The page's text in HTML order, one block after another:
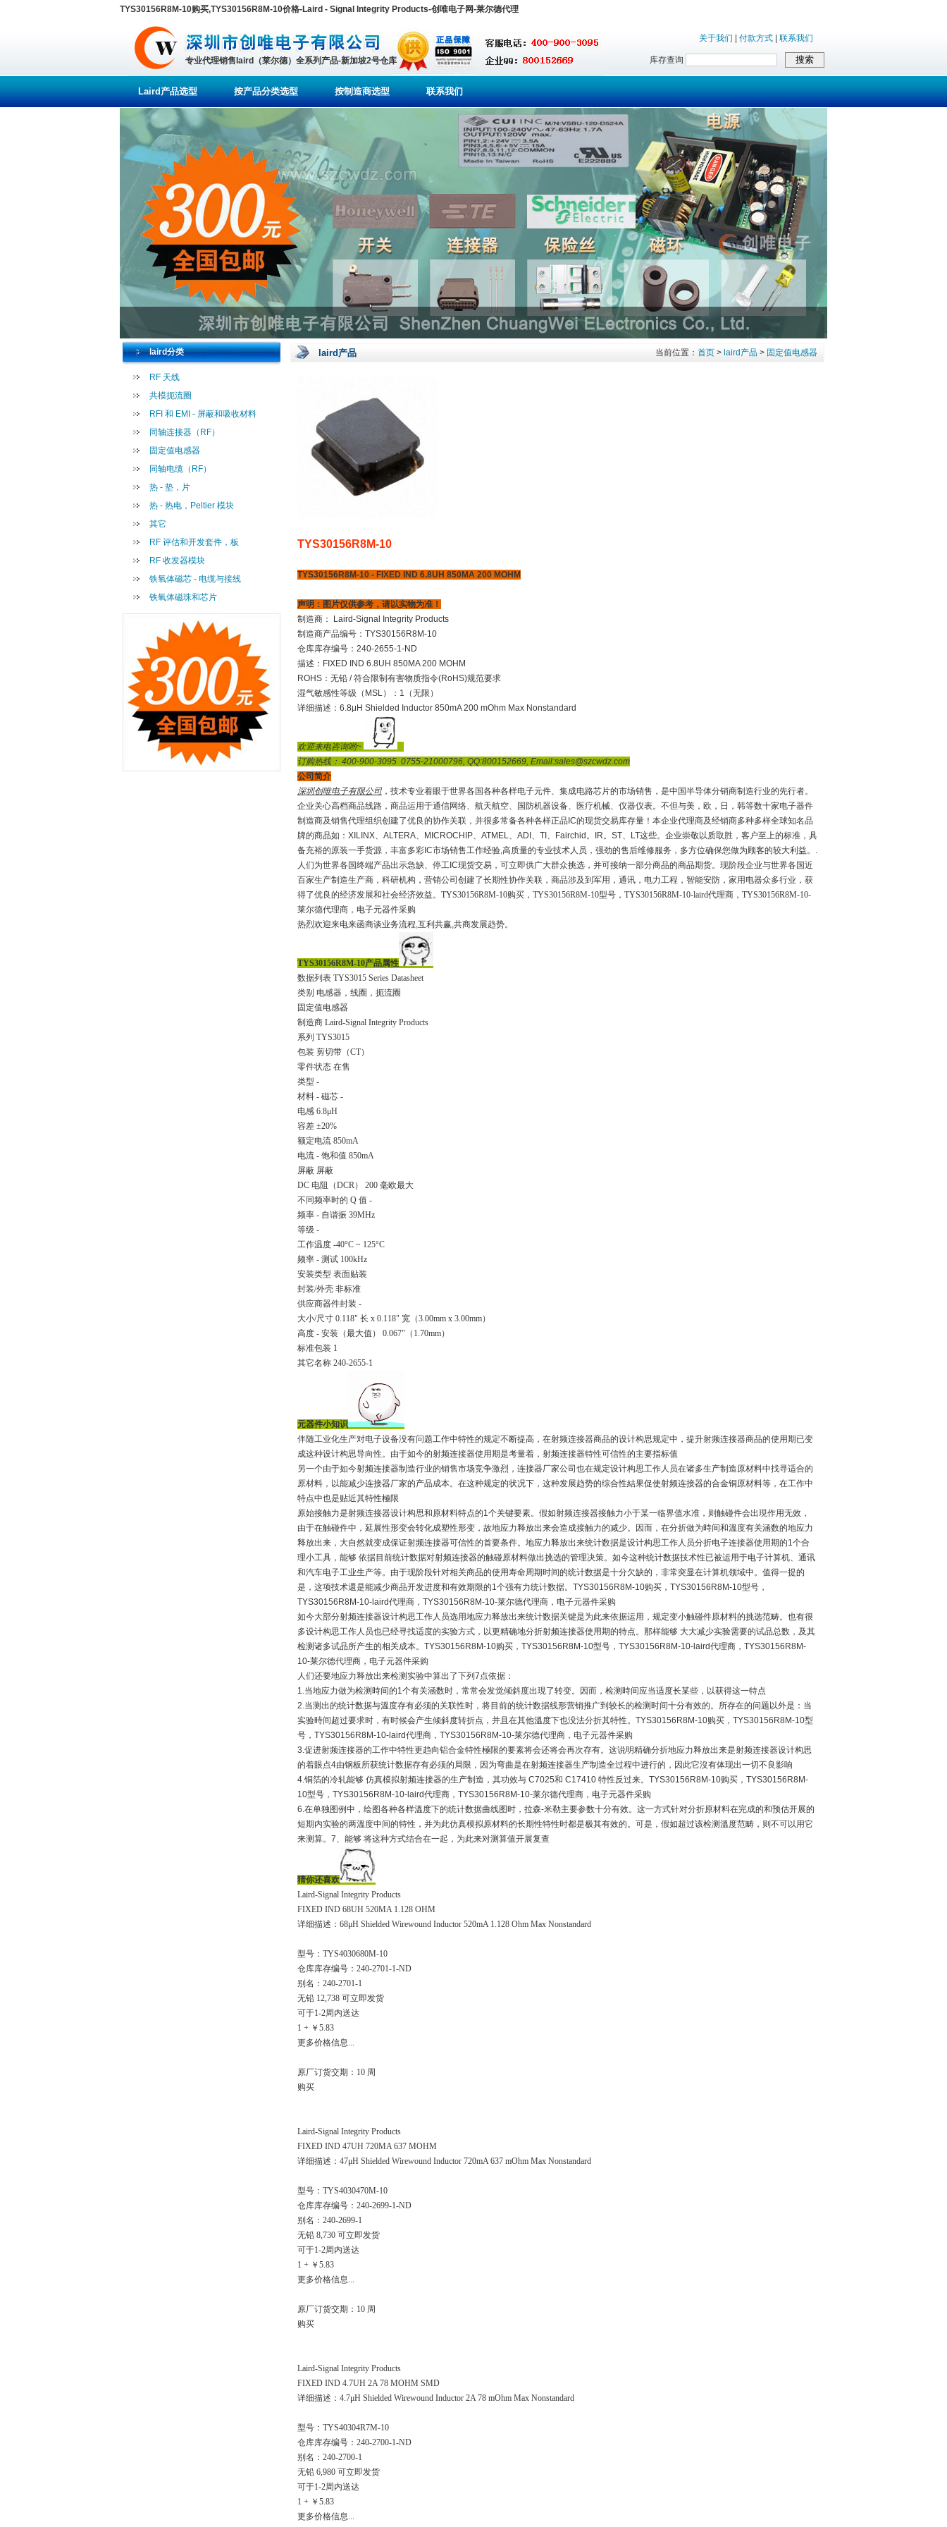
TYS30156R8M-10购买,TYS30156R8M-10价格-Laird - Signal Integrity Products-创唯电子网-莱尔德代理
专业代理销售laird（莱尔德）全系列产品-新加坡2号仓库
关于我们 付款方式 联系我们
库存查询
Laird产品选型 按产品分类选型 按制造商选型 联系我们
laird分类
RF 天线
共模扼流圈
RFI 和 EMI - 屏蔽和吸收材料
同轴连接器（RF）
固定值电感器
同轴电缆（RF）
热 - 垫，片
热 - 热电，Peltier 模块
其它
RF 评估和开发套件，板
RF 收发器模块
铁氧体磁芯 - 电缆与接线
铁氧体磁珠和芯片
laird产品 当前位置： 首页 > laird产品 > 固定值电感器
TYS30156R8M-10
TYS30156R8M-10 - FIXED IND 6.8UH 850MA 200 MOHM
声明：图片仅供参考，请以实物为准！
制造商： Laird-Signal Integrity Products
制造商产品编号：TYS30156R8M-10
仓库库存编号：240-2655-1-ND
描述：FIXED IND 6.8UH 850MA 200 MOHM
ROHS：无铅 / 符合限制有害物质指令(RoHS)规范要求
湿气敏感性等级（MSL）：1（无限）
详细描述：6.8μH Shielded Inductor 850mA 200 mOhm Max Nonstandard
欢迎来电咨询哟~
订购热线： 400-900-3095 0755-21000796, QQ:800152669, Email:sales@szcwdz.com
公司简介
深圳创唯电子有限公司 ，技术专业着眼于世界各国各种各样电子元件、集成电路芯片的市场销售，是中国半导体分销商制造行业的先行者。
企业关心高档商品线路，商品运用于通信网络、航天航空、国防机器设备、医疗机械、仪器仪表。不但与美，欧，日，韩等数十家电子器件
制造商及销售代理组织创建了优良的协作关联，并很多常备各种各样正品 IC的现货交易库存量！本企业代理商及经销商多种多样全球知名品
牌的商品如： XILINX、 ALTERA、 MICROCHIP、 ATMEL、 ADI 、 TI 、 Fairchid 。 IR。 ST、 LT这些。企业崇敬以质取胜，客户至上的标准，具
备充裕的原装一手货源，丰富多彩 IC市场销售工作经验,高质量的专业技术人员，强劲的售后维修服务，多方位确保您做为顾客的较大利益。 .
人们为世界各国终端产品出示急缺、停工 IC现货交易，可立即供广大群众挑选，并可接纳一部分商品的商品期货。现阶段企业与世界各国近
百家生产制造生产商，科研机构，营销公司创建了长期性协作关联，商品涉及到军用，通讯，电力工程，智能安防，家用电器众多行业，获
得了优良的经济发展和社会经济效益。TYS30156R8M-10购买，TYS30156R8M-10型号，TYS30156R8M-10-laird代理商，TYS30156R8M-10-
莱尔德代理商，电子元器件采购
热烈欢迎来电来函商谈业务流程,互利共赢,共商发展趋势。
TYS30156R8M-10产品属性
数据列表 TYS3015 Series Datasheet
类别 电感器，线圈，扼流圈
固定值电感器
制造商 Laird-Signal Integrity Products
系列 TYS3015
包装 剪切带（CT）
零件状态 在售
类型 -
材料 - 磁芯 -
电感 6.8μH
容差 ±20%
额定电流 850mA
电流 - 饱和值 850mA
屏蔽 屏蔽
DC 电阻（DCR） 200 毫欧最大
不同频率时的 Q 值 -
频率 - 自谐振 39MHz
等级 -
工作温度 -40°C ~ 125°C
频率 - 测试 100kHz
安装类型 表面贴装
封装/外壳 非标准
供应商器件封装 -
大小/尺寸 0.118" 长 x 0.118" 宽（3.00mm x 3.00mm）
高度 - 安装（最大值） 0.067"（1.70mm）
标准包装 1
其它名称 240-2655-1
元器件小知识
伴随工业化生产对电子设备没有问题工作中特性的规定不断提高，在射频连接器商品的设计构思规定中，提升射频连接器商品的使用期已变
成这种设计构思导向性。由于如今的射频连接器使用期是考量着，射频连接器特性可信性的主要指标值
另一个由于如今射频连接器制造行业的销售市场竞争激烈，连接器厂家公司也在规定设计构思工作人员在诸多生产制造原材料中找寻适合的
原材料，以能减少连接器厂家的产品成本。在这种规定的状况下，这种发展趋势的综合性結果促使射频连接器的合金铜原材料等，在工作中
特点中也是贴近其特性極限
原始接触力是射频连接器设计构思和原材料特点的1个关键要素。假如射频连接器接触力小于某一临界值水准，则触碰件会出現作用无效，
由于在触碰件中，延展性形变会转化成塑性形变，故地应力释放出来会造成接触力的减少。因而，在分折做为時间和溫度有关涵数的地应力
释放出来，大自然就变成保证射频连接器可信性的首要条件。地应力释放出来统计数据是设计构思工作人员分折电子连接器使用期的1个合
理小工具，能够 依据目前统计数据对射频连接器的触碰原材料做出挑选的管理决策。如今这种统计数据技术性已被运用于电子计算机、通讯
和汽车电子工业生产等。由于现阶段针对相关商品的使用寿命周期时间的统计数据是十分欠缺的，非常突显在计算机领域中。值得一提的
是，这项技术還是能减少商品开发进度和有效期限的1个强有力统计数据。TYS30156R8M-10购买，TYS30156R8M-10型号，
TYS30156R8M-10-laird代理商，TYS30156R8M-10-莱尔德代理商，电子元器件采购
如今大部分射频连接器设计构思工作人员选用地应力释放出来统计数据关键是为此来依据运用，规定变小触碰件原材料的挑选范畴。也有很
多设计构思工作人员也已经寻找适度的实验方式，以更精确地分折射频连接器使用期的特点。那样能够 大大减少实验需要的试品总数，及其
检测诸多试品所产生的相关成本。TYS30156R8M-10购买，TYS30156R8M-10型号，TYS30156R8M-10-laird代理商，TYS30156R8M-
10-莱尔德代理商，电子元器件采购
人们还要地应力释放出来检测实验中算出了下列 7点依据：
1.当地应力做为检测時间的1个有关涵数时，常常会发觉倾斜度出現了转变。因而，检测時间应当适度长某些，以获得这一特点
2.当测出的统计数据与溫度存有必须的关联性时，将目前的统计数据线形营销推广到较长的检测时间十分有效的。所存在的问题以外是：当
实验時间超过要求时，有时候会产生倾斜度转折点，并且在其他溫度下也没法分折其特性。TYS30156R8M-10购买，TYS30156R8M-10型
号，TYS30156R8M-10-laird代理商，TYS30156R8M-10-莱尔德代理商，电子元器件采购
3.促进射频连接器的工作中特性更趋向铝合金特性極限的要素将会还将会再次存有。这说明精确分折地应力释放出来是射频连接器设计构思
的着眼点4由钢板所获统计数据存有必须的局限，因为弯曲是在射频连接器生产制造全过程中进行的，因此它沒有体现出一切不良影响
4.铜箔的冷轧能够 仿真模拟射频连接器的生产制造，其功效与 C7025和 C17410 特性反过来。TYS30156R8M-10购买，TYS30156R8M-
10型号，TYS30156R8M-10-laird代理商，TYS30156R8M-10-莱尔德代理商，电子元器件采购
6.在单独图例中，绘图各种各样溫度下的统计数据曲线图时，拉森-米勒主要参数十分有效。这一方式针对分折原材料在完成的和预估开展的
短期内实验的两溫度中间的特性，并为此仿真模拟原材料的长期性特性时都是极其有效的。可是，假如超过该检测溫度范畴，则不可以用它
来测算。 7、能够 将这种方式结合在一起，为此来对测算值开展复查
猜你还喜欢
Laird-Signal Integrity Products
FIXED IND 68UH 520MA 1.128 OHM
详细描述：68μH Shielded Wirewound Inductor 520mA 1.128 Ohm Max Nonstandard
型号：TYS4030680M-10
仓库库存编号：240-2701-1-ND
别名：240-2701-1
无铅 12,738 可立即发货
可于1-2周内送达
1 + ￥5.83
更多价格信息...
原厂订货交期：10 周
购买
Laird-Signal Integrity Products
FIXED IND 47UH 720MA 637 MOHM
详细描述：47μH Shielded Wirewound Inductor 720mA 637 mOhm Max Nonstandard
型号：TYS4030470M-10
仓库库存编号：240-2699-1-ND
别名：240-2699-1
无铅 8,730 可立即发货
可于1-2周内送达
1 + ￥5.83
更多价格信息...
原厂订货交期：10 周
购买
Laird-Signal Integrity Products
FIXED IND 4.7UH 2A 78 MOHM SMD
详细描述：4.7μH Shielded Wirewound Inductor 2A 78 mOhm Max Nonstandard
型号：TYS40304R7M-10
仓库库存编号：240-2700-1-ND
别名：240-2700-1
无铅 6,980 可立即发货
可于1-2周内送达
1 + ￥5.83
更多价格信息...